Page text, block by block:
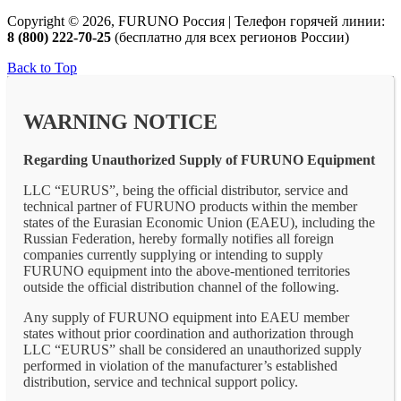
Copyright © 2026, FURUNO Россия | Телефон горячей линии:
8 (800) 222-70-25 (бесплатно для всех регионов России)
Back to Top
WARNING NOTICE
Regarding Unauthorized Supply of FURUNO Equipment
LLC “EURUS”, being the official distributor, service and
technical partner of FURUNO products within the member
states of the Eurasian Economic Union (EAEU), including the
Russian Federation, hereby formally notifies all foreign
companies currently supplying or intending to supply
FURUNO equipment into the above-mentioned territories
outside the official distribution channel of the following.
Any supply of FURUNO equipment into EAEU member
states without prior coordination and authorization through
LLC “EURUS” shall be considered an unauthorized supply
performed in violation of the manufacturer’s established
distribution, service and technical support policy.